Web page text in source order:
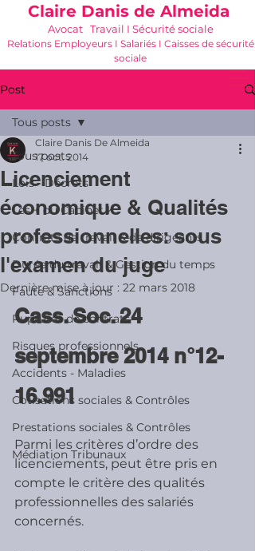
Claire Danis de Almeida
Avocat Travail I Sécurité sociale
Relations Employeurs I Salariés I Caisses de sécurité
sociale
Post
Tous posts
Lois - Décrets
Les + du Cabinet K
Contrats de travail & de dirigeants
Durée du travail & Gestion du temps
Faute & Sanctions
Ruptures de contrats
Risques professionnels
Accidents - Maladies
Cotisations sociales & Contrôles
Prestations sociales & Contrôles
Médiation Tribunaux
Tous posts
Licenciement
économique & Qualités
professionnelles: sous
l'examen du juge
Claire Danis De Almeida
17 oct. 2014
Dernière mise à jour : 22 mars 2018
Cass. Soc. 24
septembre 2014 n°12-
16.991
Parmi les critères d’ordre des
licenciements, peut être pris en
compte le critère des qualités
professionnelles des salariés
concernés.